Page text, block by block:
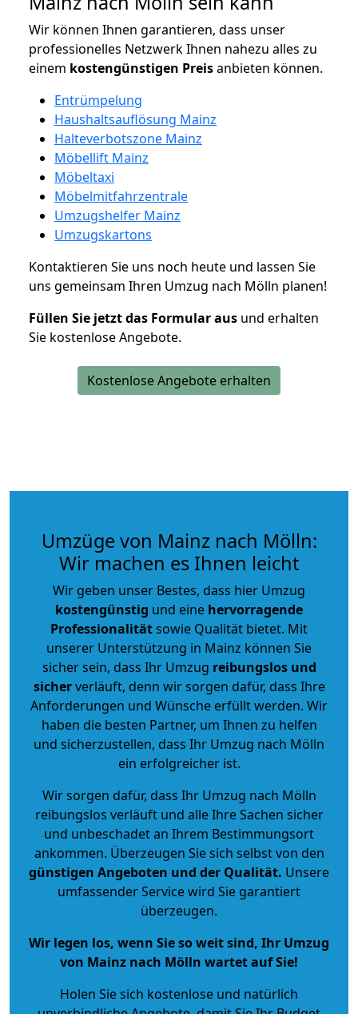
Wir können Ihnen garantieren, dass unser
professionelles Netzwerk Ihnen nahezu alles zu
einem kostengünstigen Preisanbieten können.
Entrümpelung
Haushaltsauflösung Mainz
Halteverbotszone Mainz
Möbellift Mainz
Möbeltaxi
Möbelmitfahrzentrale
Umzugshelfer Mainz
Umzugskartons
Kontaktieren Sie uns noch heute und lassen Sie
uns gemeinsam Ihren Umzug nach Mölln planen!
Füllen Sie jetzt das Formular aus und erhalten
Sie kostenlose Angebote.
Kostenlose Angebote erhalten
Umzüge von Mainz nach Mölln:
Wir machen es Ihnen leicht
Wir geben unser Bestes, dass hier Umzug
kostengünstig und eine hervorragende
Professionalitätsowie Qualität bietet. Mit
unserer Unterstützung in Mainz können Sie
sicher sein, dass Ihr Umzug reibungslos und
sicherverläuft, denn wir sorgen dafür, dass Ihre
Anforderungen und Wünsche erfüllt werden. Wir
haben die besten Partner, um Ihnen zu helfen
und sicherzustellen, dass Ihr Umzug nach Mölln
ein erfolgreicher ist.
Wir sorgen dafür, dass Ihr Umzug nach Mölln
reibungslos verläuft und alle Ihre Sachen sicher
und unbeschadet an Ihrem Bestimmungsort
ankommen. Überzeugen Sie sich selbst von den
günstigen Angeboten und der Qualität. Unsere
umfassender Service wird Sie garantiert
überzeugen.
Wir legen los, wenn Sie so weit sind, Ihr Umzug
von Mainz nach Mölln wartet auf Sie!
Holen Sie sich kostenlose und natürlich